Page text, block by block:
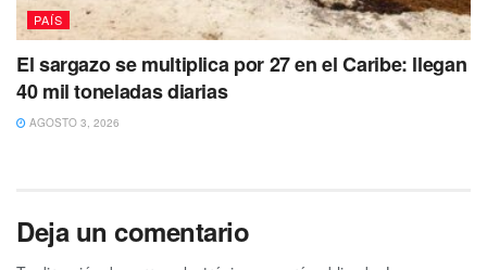
PAÍS
El sargazo se multiplica por 27 en el Caribe: llegan
40 mil toneladas diarias
AGOSTO 3, 2026
Deja un comentario